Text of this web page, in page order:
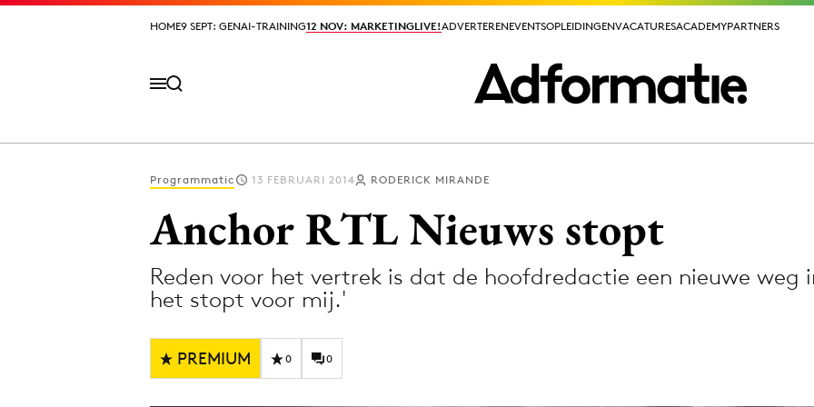
HOME9 SEPT: GENAI-TRAINING12 NOV: MARKETINGLIVE!ADVERTERENEVENTSOPLEIDINGENVACATURESACADEMYPARTNERS
HOME9 SEPT: GENAI-TRAINING12 NOV: MARKETINGLIVE!ADVERTERENEVENTSOPLEIDINGENVACATURESACADEMYPARTNERS
Digital transformation
Diversiteit
Programmatic 13 FEBRUARI 2014 RODERICK MIRANDE
Anchor RTL Nieuws stopt
Reden voor het vertrek is dat de hoofdredactie een nieuwe
het stopt voor mij.'
PREMIUM 0 0